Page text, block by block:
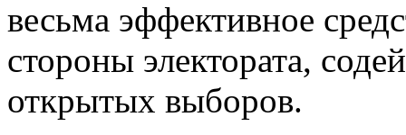
весьма эффективное
стороны электората,
открытых выборов.